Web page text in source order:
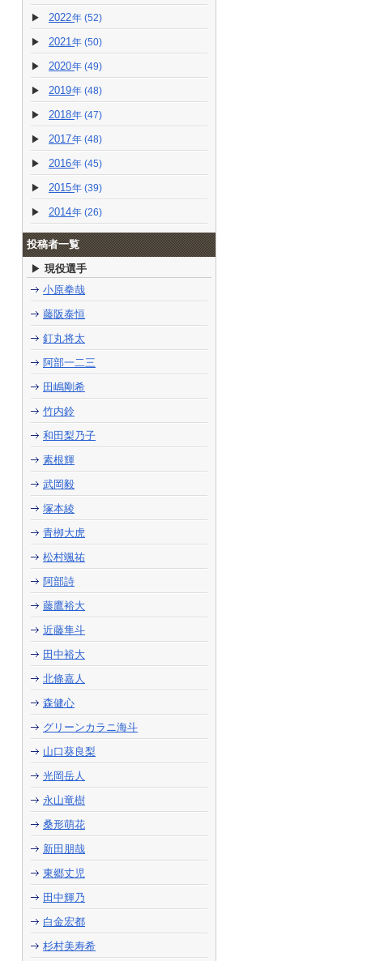
2022 (52)
2021 (50)
2020 (49)
2019 (48)
2018 (47)
2017 (48)
2016 (45)
2015 (39)
2014 (26)
投稿者一覧
現役選手
小原拳哉
藤阪泰恒
釘丸将太
阿部一二三
田嶋剛希
竹内鈴
和田梨乃子
素根輝
武岡毅
塚本綾
青栁大虎
松村颯祐
阿部詩
藤鷹裕大
近藤隼斗
田中裕大
北條嘉人
森健心
グリーンカラニ海斗
山口葵良梨
光岡岳人
永山竜樹
桑形萌花
新田朋哉
東郷丈児
田中輝乃
白金宏都
杉村美寿希